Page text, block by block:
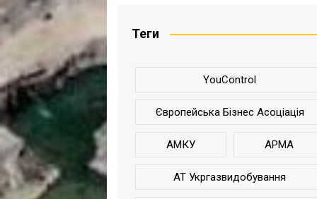
Теги
YouControl
Європейська Бізнес Асоціація
АМКУ АРМА
АТ Укргазвидобування